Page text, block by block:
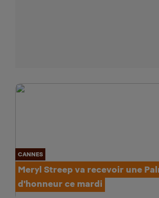
CANNES
Meryl Streep va recevoir une
d'honneur ce mardi